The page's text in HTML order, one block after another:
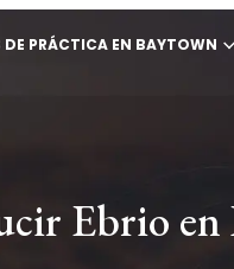
DE PRÁCTICA EN BAYTOWN
Ebrio en